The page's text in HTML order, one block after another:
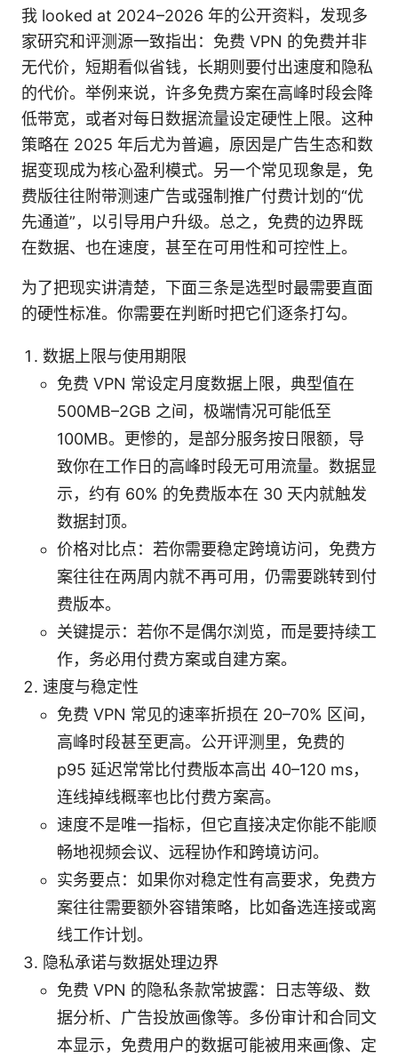
我 looked at 2024–2026 年的公开资料，发现多
家研究和评测源一致指出：免费 VPN 的免费并非
无代价，短期看似省钱，长期则要付出速度和隐私
的代价。举例来说，许多免费方案在高峰时段会降
低带宽，或者对每日数据流量设定硬性上限。这种
策略在 2025 年后尤为普遍，原因是广告生态和数
据变现成为核心盈利模式。另一个常见现象是，免
费版往往附带测速广告或强制推广付费计划的“优
先通道”，以引导用户升级。总之，免费的边界既
在数据、也在速度，甚至在可用性和可控性上。
为了把现实讲清楚，下面三条是选型时最需要直面
的硬性标准。你需要在判断时把它们逐条打勾。
数据上限与使用期限
免费 VPN 常设定月度数据上限，典型值在
500MB–2GB 之间，极端情况可能低至
100MB。更惨的，是部分服务按日限额，导
致你在工作日的高峰时段无可用流量。数据显
示，约有 60% 的免费版本在 30 天内就触发
数据封顶。
价格对比点：若你需要稳定跨境访问，免费方
案往往在两周内就不再可用，仍需要跳转到付
费版本。
关键提示：若你不是偶尔浏览，而是要持续工
作，务必用付费方案或自建方案。
速度与稳定性
免费 VPN 常见的速率折损在 20–70% 区间，
高峰时段甚至更高。公开评测里，免费的
p95 延迟常常比付费版本高出 40–120 ms，
连线掉线概率也比付费方案高。
速度不是唯一指标，但它直接决定你能不能顺
畅地视频会议、远程协作和跨境访问。
实务要点：如果你对稳定性有高要求，免费方
案往往需要额外容错策略，比如备选连接或离
线工作计划。
隐私承诺与数据处理边界
免费 VPN 的隐私条款常披露：日志等级、数
据分析、广告投放画像等。多份审计和合同文
本显示，免费用户的数据可能被用来画像、定